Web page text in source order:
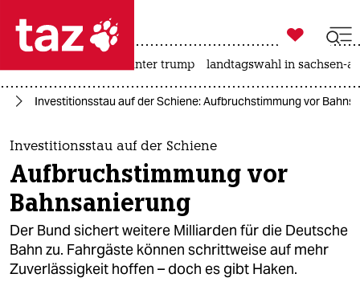
 taz zahl ich
taz zahl ich
themen
politik
öko
gesellschaft

taz zahl ich
usa unter trump landtagswahl in sachsen-
Investitionsstau auf der Schiene: Aufbruchstimmung vor
Investitionsstau auf der Schiene
Aufbruchstimmung vor
Bahnsanierung
Der Bund sichert weitere Milliarden für die Deutsche
Bahn zu. Fahrgäste können schrittweise auf mehr
Zuverlässigkeit hoffen – doch es gibt Haken.